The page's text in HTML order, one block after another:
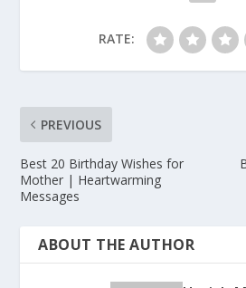
RATE:
PREVIOUS
Best 20 Birthday Wishes for
Mother | Heartwarming
Messages
ABOUT THE AUTHOR